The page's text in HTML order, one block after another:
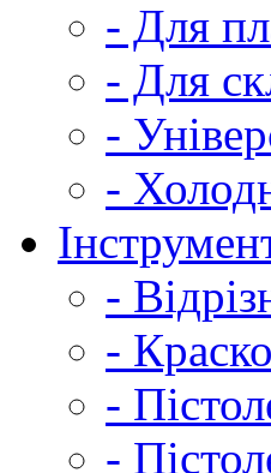
- Для
- Для
-
-
-
-
-
-